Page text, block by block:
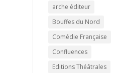
arche éditeur
Bouffes du Nord
Comédie Française
Confluences
Editions Théâtrales